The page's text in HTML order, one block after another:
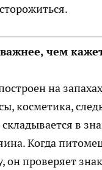
чем
на
косметика,
в
Когда
он проверяет